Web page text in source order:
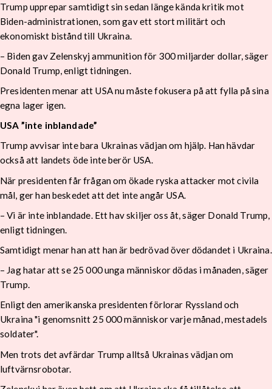
Trump upprepar samtidigt sin sedan länge kända kritik mot
Biden-administrationen, som gav ett stort militärt och
ekonomiskt bistånd till Ukraina.
– Biden gav Zelenskyj ammunition för 300 miljarder dollar, säger
Donald Trump, enligt tidningen.
Presidenten menar att USA nu måste fokusera på att fylla på sina
egna lager igen.
USA ”inte inblandade”
Trump avvisar inte bara Ukrainas vädjan om hjälp. Han hävdar
också att landets öde inte berör USA.
När presidenten får frågan om ökade ryska attacker mot civila
mål, ger han beskedet att det inte angår USA.
– Vi är inte inblandade. Ett hav skiljer oss åt, säger Donald Trump,
enligt tidningen.
Samtidigt menar han att han är bedrövad över dödandet i Ukraina.
– Jag hatar att se 25 000 unga människor dödas i månaden, säger
Trump.
Enligt den amerikanska presidenten förlorar Ryssland och
Ukraina "i genomsnitt 25 000 människor varje månad, mestadels
soldater".
Men trots det avfärdar Trump alltså Ukrainas vädjan om
luftvärnsrobotar.